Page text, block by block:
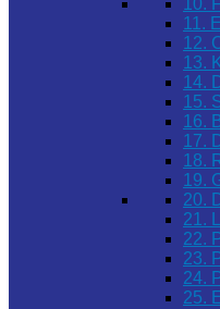
10.
11.
12.
13.
14.
15.
16.
17.
18.
19.
20.
21.
22.
23.
24.
25.